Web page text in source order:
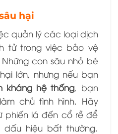
hại
quản lý các loại dịch
tử trong việc bảo vệ
con sâu nhỏ bé
lớn, nhưng nếu bạn
kháng hệ thống, bạn
chủ tình hình. Hãy
phiến lá đến cổ rễ để
hiệu bất thường.